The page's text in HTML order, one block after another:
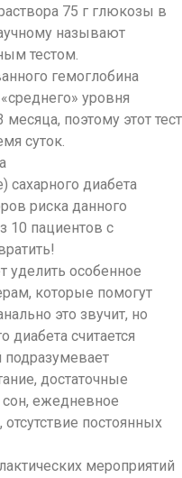
75 г глюкозы в
называют
ым тестом.
гемоглобина
уровня
поэтому этот тест
суток.
диабета
риска данного
10 пациентов с
уделить особенное
которые помогут
это звучит, но
диабета считается
достаточные
ежедневное
постоянных
мероприятий